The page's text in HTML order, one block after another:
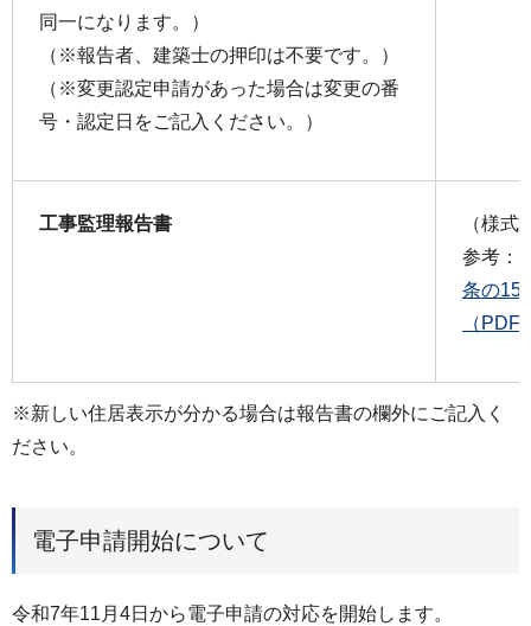
同一になります。）
（※報告者、建築士の押印は不要です。）
（※変更認定申請があった場合は変更の番
号・認定日をご記入ください。）
工事監理報告書
（様式
参考：
条の15
（PDF
※新しい住居表示が分かる場合は報告書の欄外にご記入く
ださい。
電子申請開始について
令和7年11月4日から電子申請の対応を開始します。